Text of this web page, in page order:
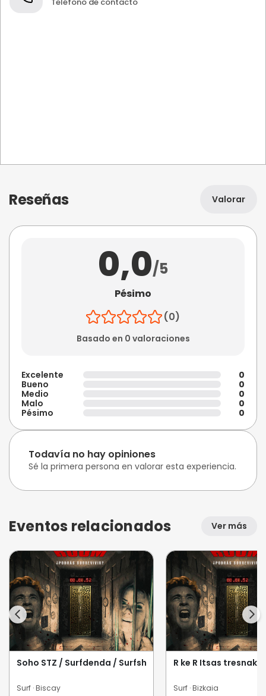
Reseñas Valorar
0,0/5
Pésimo
(0)
Basado en 0 valoraciones
Excelente
0
Bueno
0
Medio
0
Malo
0
Pésimo
0
Todavía no hay opiniones
Sé la primera persona en valorar esta experiencia.
Eventos relacionados Ver más
Soho STZ / Surfdenda / Surfshop
Surf · Biscay
R ke R Itsas tresnak
Surf · Bizkaia